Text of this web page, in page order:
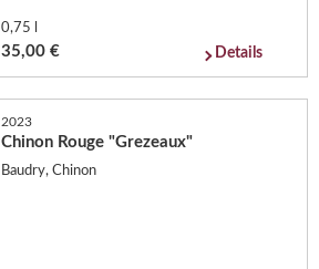
0,75 l
35,00 € Details
2023
Chinon Rouge "Grezeaux"
Baudry, Chinon